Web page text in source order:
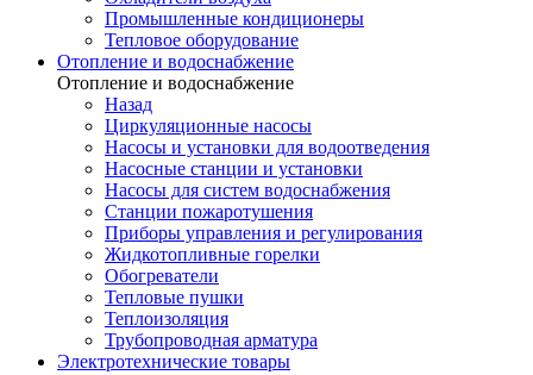
Промышленные кондиционеры
Тепловое оборудование
Отопление и водоснабжение
Отопление и водоснабжение
Назад
Циркуляционные насосы
Насосы и установки для водоотведения
Насосные станции и установки
Насосы для систем водоснабжения
Станции пожаротушения
Приборы управления и регулирования
Жидкотопливные горелки
Обогреватели
Тепловые пушки
Теплоизоляция
Трубопроводная арматура
Электротехнические товары